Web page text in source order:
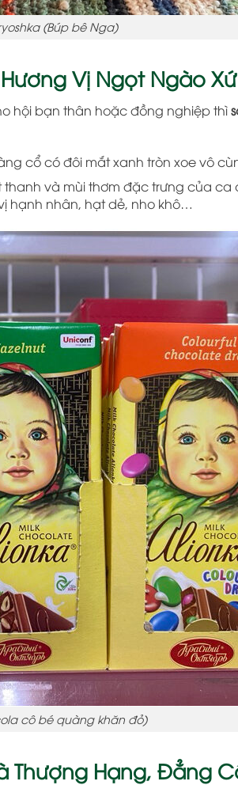
(Búp bê Nga)
Vị Ngọt Ngào
hội bạn thân hoặc đồng nghiệp thì
cổ có đôi mắt xanh tròn xoe vô
và mùi thơm đặc trưng của ca
hạnh nhân, hạt dẻ, nho khô…
cô bé quàng khăn đỏ)
Thượng Hạng, Đẳng